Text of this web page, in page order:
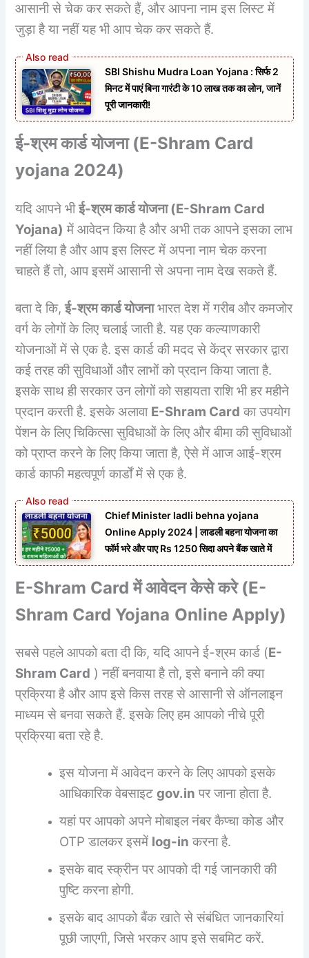
आसानी से चेक कर सकते हैं, और आपना नाम इस लिस्ट में
जुड़ा है या नहीं यह भी आप चेक कर सकते हैं.
SBI Shishu Mudra Loan Yojana : सिर्फ 2
मिनट में पाएं बिना गारंटी के 10 लाख तक का लोन, जानें
पूरी जानकारी!
ई-श्रम कार्ड योजना (E-Shram Card
yojana 2024)
यदि आपने भीई-श्रम कार्ड योजना (E-Shram Card
Yojana) में आवेदन किया है और अभी तक आपने इसका लाभ
नहीं लिया है और आप इस लिस्ट में अपना नाम चेक करना
चाहते हैं तो, आप इसमें आसानी से अपना नाम देख सकते हैं.
बता दे कि,ई-श्रम कार्ड योजनाभारत देश में गरीब और कमजोर
वर्ग के लोगों के लिए चलाई जाती है. यह एक कल्याणकारी
योजनाओं में से एक है. इस कार्ड की मदद से केंद्र सरकार द्वारा
कई तरह की सुविधाओं और लाभों को प्रदान किया जाता है.
इसके साथ ही सरकार उन लोगों को सहायता राशि भी हर महीने
प्रदान करती है. इसके अलावा E-Shram Card का उपयोग
पेंशन के लिए चिकित्सा सुविधाओं के लिए और बीमा की सुविधाओं
को प्राप्त करने के लिए किया जाता है, ऐसे में आज आई-श्रम
कार्ड काफी महत्वपूर्ण कार्डों में से एक है.
Chief Minister ladli behna yojana
Online Apply 2024 | लाडली बहना योजना का
फॉर्म भरे और पाए Rs 1250 सिदा अपने बैंक खाते में
E-Shram Cardमें आवेदन केसे करे (E-
Shram Card Yojana Online Apply)
सबसे पहले आपको बता दी कि, यदि आपने ई-श्रम कार्ड (E-
Shram Card ) नहीं बनवाया है तो, इसे बनाने की क्या
प्रक्रिया है और आप इसे किस तरह से आसानी से ऑनलाइन
माध्यम से बनवा सकते हैं. इसके लिए हम आपको नीचे पूरी
प्रक्रिया बता रहे है.
इस योजना में आवेदन करने के लिए आपको इसके
आधिकारिक वेबसाइटgov.in पर जाना होता है.
यहां पर आपको अपने मोबाइल नंबर कैप्चा कोड और
OTP डालकर इसमें log-in करना है.
इसके बाद स्क्रीन पर आपको दी गई जानकारी की
पुष्टि करना होगी.
इसके बाद आपको बैंक खाते से संबंधित जानकारियां
पूछी जाएगी, जिसे भरकर आप इसे सबमिट करें.